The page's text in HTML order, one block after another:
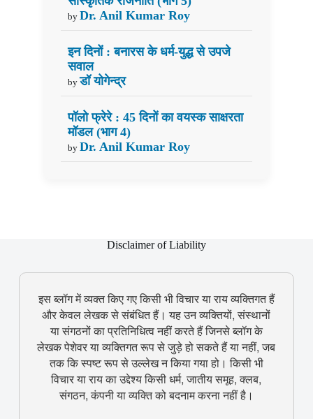
by Dr. Anil Kumar Roy
इन दिनों : बनारस के धर्म-युद्ध से उपजे
सवाल
by डॉ योगेन्द्र
पॉलो फ्रेरे : 45 दिनों का वयस्क साक्षरता
मॉडल (भाग 4)
by Dr. Anil Kumar Roy
Disclaimer of Liability
इस ब्लॉग में व्यक्त किए गए किसी भी विचार या राय व्यक्तिगत हैं
और केवल लेखक से संबंधित हैं। यह उन व्यक्तियों, संस्थानों
या संगठनों का प्रतिनिधित्व नहीं करते हैं जिनसे ब्लॉग के
लेखक पेशेवर या व्यक्तिगत रूप से जुड़े हो सकते हैं या नहीं, जब
तक कि स्पष्ट रूप से उल्लेख न किया गया हो। किसी भी
विचार या राय का उद्देश्य किसी धर्म, जातीय समूह, क्लब,
संगठन, कंपनी या व्यक्ति को बदनाम करना नहीं है।